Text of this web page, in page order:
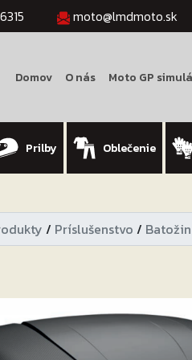
moto@lmdmoto.sk
Domov O nás Moto GP
Prilby Oblečenie
/ Príslušenstvo /